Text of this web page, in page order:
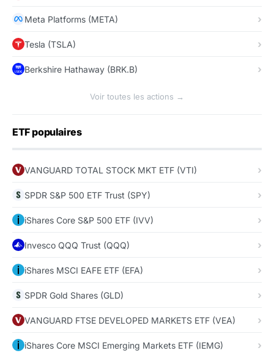
Meta Platforms (META)
Tesla (TSLA)
Berkshire Hathaway (BRK.B)
Voir toutes les actions →
ETF populaires
VANGUARD TOTAL STOCK MKT ETF (VTI)
SPDR S&P 500 ETF Trust (SPY)
iShares Core S&P 500 ETF (IVV)
Invesco QQQ Trust (QQQ)
iShares MSCI EAFE ETF (EFA)
SPDR Gold Shares (GLD)
VANGUARD FTSE DEVELOPED MARKETS ETF (VEA)
iShares Core MSCI Emerging Markets ETF (IEMG)